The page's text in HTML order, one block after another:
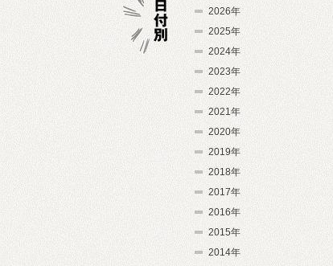
2026年
2025年
2024年
2023年
2022年
2021年
2020年
2019年
2018年
2017年
2016年
2015年
2014年